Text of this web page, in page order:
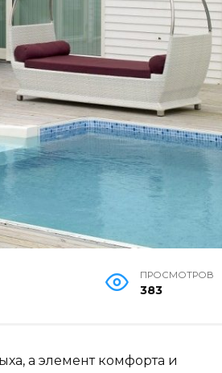
ПРОСМОТРОВ
383
а элемент комфорта и